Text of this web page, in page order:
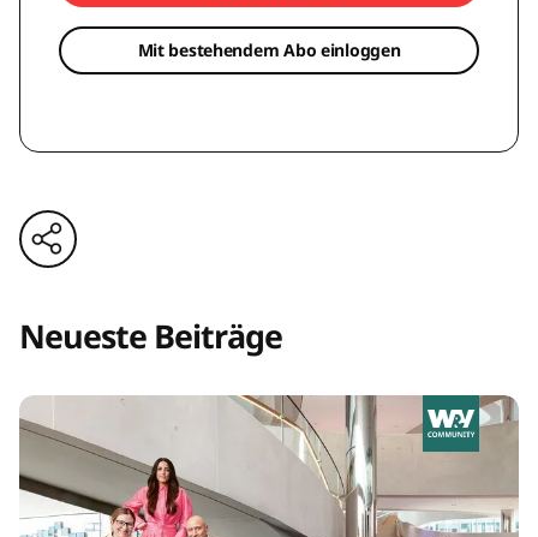
Mit bestehendem Abo einloggen
Neueste Beiträge